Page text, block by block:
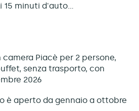
15 minuti d'auto...
Piacè per 2 persone,
senza trasporto, con
2026
è aperto da gennaio a ottobre